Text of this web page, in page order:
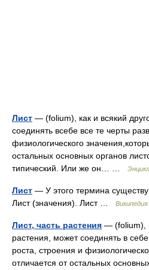
Лист — (folium), как и всякий
соединять всебе все те черты
физиологического
остальных основных органов
типический. Или же он… …
Лист — У этого термина
Лист (значения). Лист …
Википедия
Лист, часть растения — (folium),
растения, может соединять в себе
роста, строения и
отличается от остальных